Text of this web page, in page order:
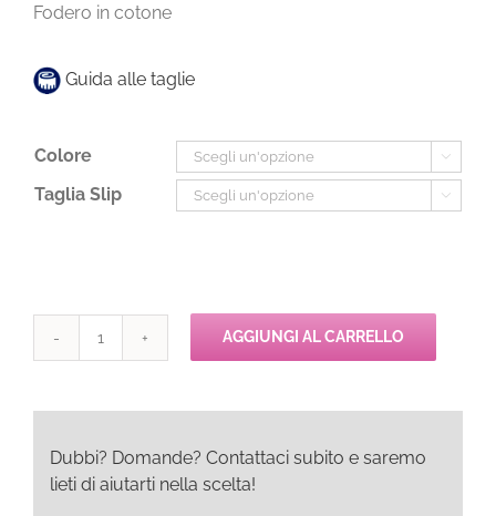
Fodero in cotone
Guida alle taglie
Colore 
Taglia Slip 
Chantelle
AGGIUNGI AL CARRELLO
Dubbi? Domande? Contattaci subito e saremo
lieti di aiutarti nella scelta!